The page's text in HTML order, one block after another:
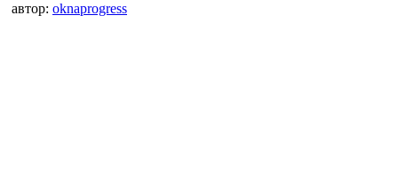
автор: oknaprogress